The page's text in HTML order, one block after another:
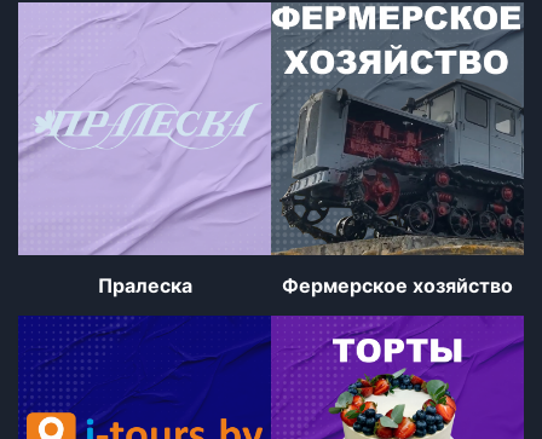
Пралеска Фермерское хозяйство